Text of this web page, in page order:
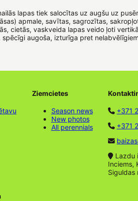
lapas tiek salocītas uz augšu uz
apmale, savītas, sagrozītas,
cietās, vaskveida lapas veido ļoti
spēcīgi augoša, izturīga pret
Ziemcietes
Season news
New photos
All perennials
+371
+371
Lazdu
Inciems,
Siguldas